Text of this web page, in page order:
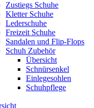
Zustiegs Schuhe
Kletter Schuhe
Lederschuhe
Freizeit Schuhe
Sandalen und Flip-Flops
Schuh Zubehör
Übersicht
Schnürsenkel
Einlegesohlen
Schuhpflege